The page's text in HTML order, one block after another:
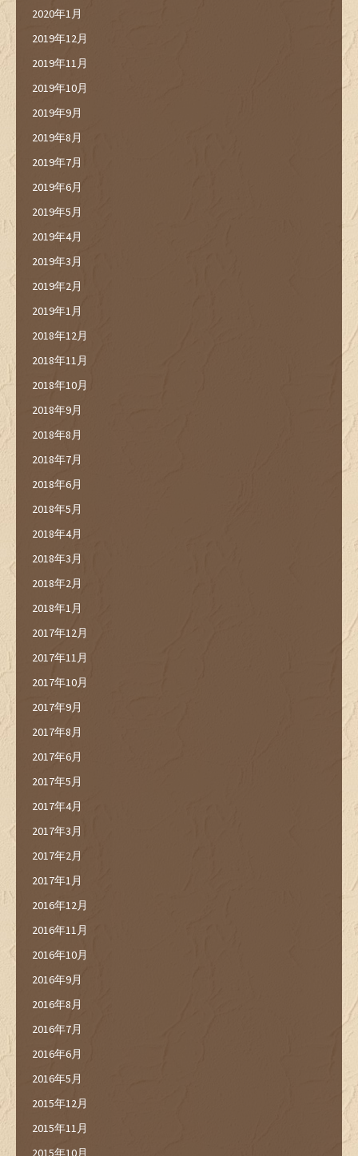
2020年1月
2019年12月
2019年11月
2019年10月
2019年9月
2019年8月
2019年7月
2019年6月
2019年5月
2019年4月
2019年3月
2019年2月
2019年1月
2018年12月
2018年11月
2018年10月
2018年9月
2018年8月
2018年7月
2018年6月
2018年5月
2018年4月
2018年3月
2018年2月
2018年1月
2017年12月
2017年11月
2017年10月
2017年9月
2017年8月
2017年6月
2017年5月
2017年4月
2017年3月
2017年2月
2017年1月
2016年12月
2016年11月
2016年10月
2016年9月
2016年8月
2016年7月
2016年6月
2016年5月
2015年12月
2015年11月
2015年10月